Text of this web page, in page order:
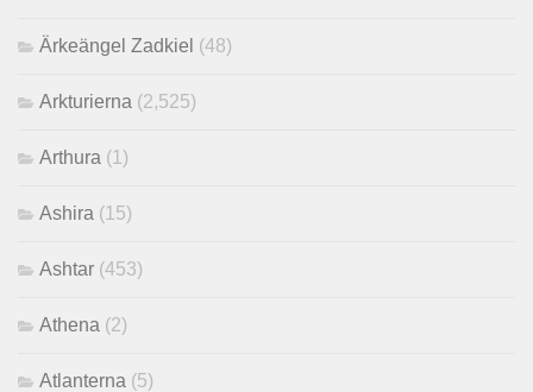
Ärkeängel Zadkiel (48)
Arkturierna (2,525)
Arthura (1)
Ashira (15)
Ashtar (453)
Athena (2)
Atlanterna (5)